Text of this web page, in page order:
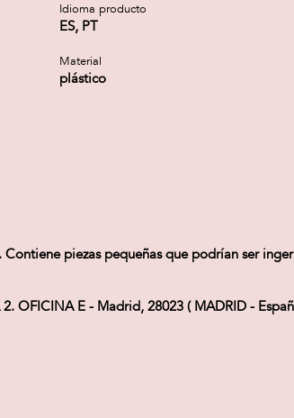
Idioma producto
ES, PT
Material
plástico
piezas pequeñas que podrían ser
OFICINA E - Madrid, 28023 ( MADRID -